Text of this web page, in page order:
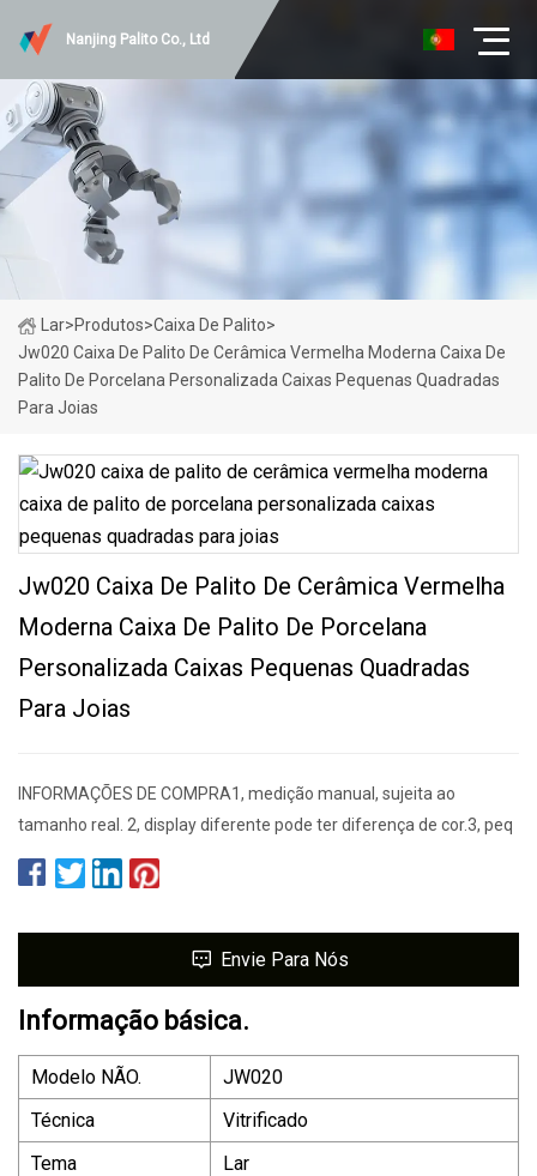
Nanjing Palito Co., Ltd
Lar>Produtos>Caixa De Palito>
Jw020 Caixa De Palito De Cerâmica Vermelha Moderna Caixa De
Palito De Porcelana Personalizada Caixas Pequenas Quadradas
Para Joias
Jw020 Caixa De Palito De Cerâmica Vermelha
Moderna Caixa De Palito De Porcelana
Personalizada Caixas Pequenas Quadradas
Para Joias
INFORMAÇÕES DE COMPRA1, medição manual, sujeita ao
tamanho real. 2, display diferente pode ter diferença de cor.3, peq
Envie Para Nós
Informação básica.
Modelo NÃO.
JW020
Técnica
Vitrificado
Tema
Lar